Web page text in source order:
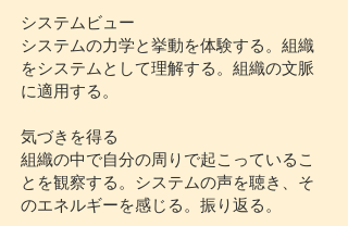
システムビュー
システムの力学と挙動を体験する。組織
をシステムとして理解する。組織の文脈
に適用する。
気づきを得る
組織の中で自分の周りで起こっているこ
とを観察する。システムの声を聴き、そ
のエネルギーを感じる。振り返る。